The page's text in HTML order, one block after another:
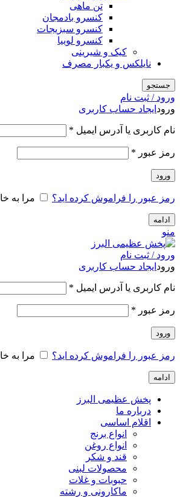
تن ماهی
کنسرو بادمجان
کنسرو سبزیجات
کنسرو لوبیا
کیک و شیرینی
نایلکس و یکبار مصرف
جستجو
ورود / ثبت نام
ورود ایجاد حساب کاربری
نام کاربری یا آدرس ایمیل *
رمز عبور *
ورود
رمز عبور را فراموش کرده اید؟ مرا به
ادامه
منو
ورود / ثبت نام
ورود ایجاد حساب کاربری
نام کاربری یا آدرس ایمیل *
رمز عبور *
ورود
رمز عبور را فراموش کرده اید؟ مرا به
ادامه
پخش عظیمی البرز
درباره ما
اقلام اساسی
انواع برنج
انواع روغن
قند و شکر
محصولات لبنی
حبوبات و غلات
ماکارونی و رشته